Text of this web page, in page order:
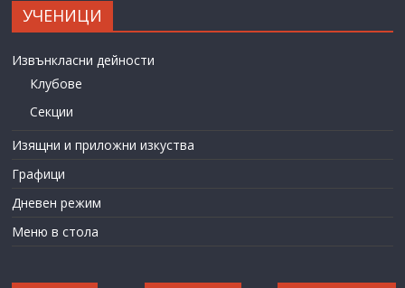
УЧЕНИЦИ
Извънкласни дейности
Клубове
Секции
Изящни и приложни изкуства
Графици
Дневен режим
Меню в стола